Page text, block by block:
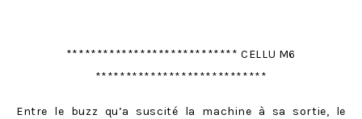
**************************** CELLU M6
****************************
Entre le buzz qu’a suscité la machine à sa sortie, le